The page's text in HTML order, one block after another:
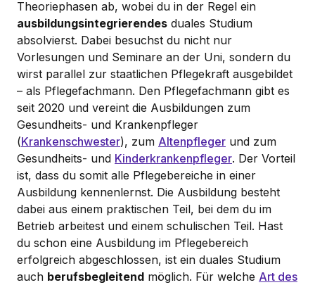
Theoriephasen ab, wobei du in der Regel ein
ausbildungsintegrierendes duales Studium
absolvierst. Dabei besuchst du nicht nur
Vorlesungen und Seminare an der Uni, sondern du
wirst parallel zur staatlichen Pflegekraft ausgebildet
– als Pflegefachmann. Den Pflegefachmann gibt es
seit 2020 und vereint die Ausbildungen zum
Gesundheits- und Krankenpfleger
(Krankenschwester), zum Altenpfleger und zum
Gesundheits- und Kinderkrankenpfleger. Der Vorteil
ist, dass du somit alle Pflegebereiche in einer
Ausbildung kennenlernst. Die Ausbildung besteht
dabei aus einem praktischen Teil, bei dem du im
Betrieb arbeitest und einem schulischen Teil. Hast
du schon eine Ausbildung im Pflegebereich
erfolgreich abgeschlossen, ist ein duales Studium
auch berufsbegleitend möglich. Für welche Art des